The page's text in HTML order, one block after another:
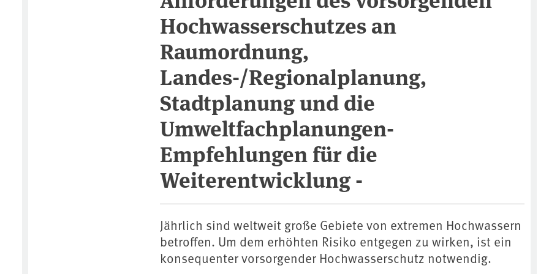
Hochwasserschutzes an
Raumordnung,
Landes-/Regionalplanung,
Stadtplanung und die
Umweltfachplanungen-
Empfehlungen für die
Weiterentwicklung -
Jährlich sind weltweit große Gebiete von extremen Hochwassern
betroffen. Um dem erhöhten Risiko entgegen zu wirken, ist ein
konsequenter vorsorgender Hochwasserschutz notwendig.